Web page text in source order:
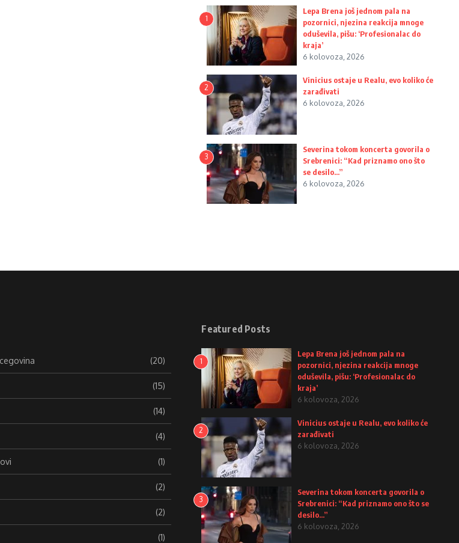
1
Lepa Brena još jednom pala na
pozornici, njezina reakcija mnoge
oduševila, pišu: ‘Profesionalac do
kraja’
6 kolovoza, 2026
2
Vinicius ostaje u Realu, evo koliko će
zarađivati
6 kolovoza, 2026
3
Severina tokom koncerta govorila o
Srebrenici: “Kad priznamo ono što
se desilo…”
6 kolovoza, 2026
(20)
(15)
(14)
(4)
(1)
(2)
(2)
(1)
Featured Posts
1
Lepa Brena još jednom pala na
pozornici, njezina reakcija mnoge
oduševila, pišu: ‘Profesionalac do
kraja’
6 kolovoza, 2026
2
Vinicius ostaje u Realu, evo koliko će
zarađivati
6 kolovoza, 2026
3
Severina tokom koncerta govorila o
Srebrenici: “Kad priznamo ono što se
desilo…”
6 kolovoza, 2026